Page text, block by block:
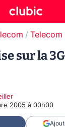
Telecom
sur la
2005 à 00h00